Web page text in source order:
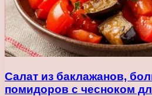
Салат из баклажанов,
помидоров с чесноком